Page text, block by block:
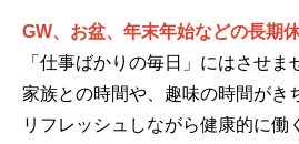
GW、お盆、年末年始などの長期
「仕事ばかりの毎日」にはさせま
家族との時間や、趣味の時間がき
リフレッシュしながら健康的に